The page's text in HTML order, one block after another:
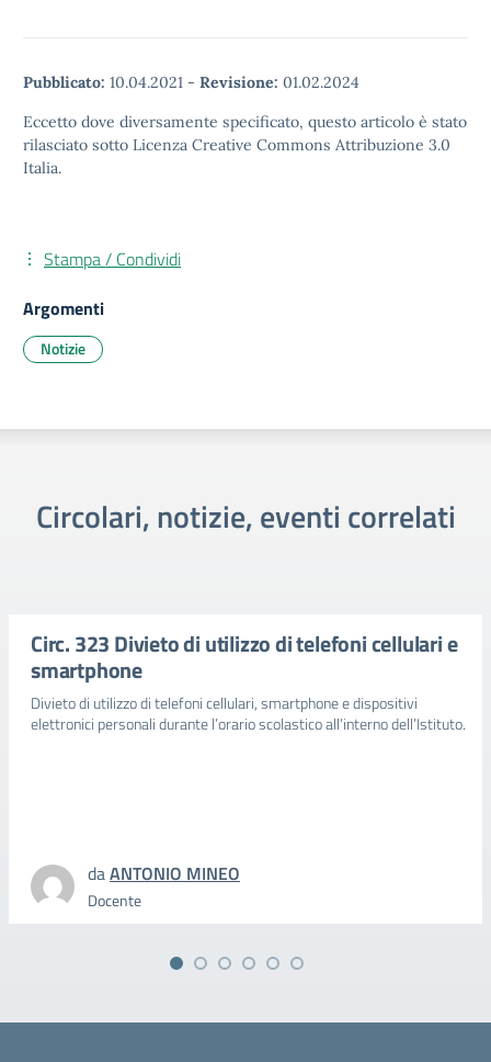
Pubblicato: 10.04.2021 - Revisione: 01.02.2024
Eccetto dove diversamente specificato, questo articolo è stato
rilasciato sotto Licenza Creative Commons Attribuzione 3.0
Italia.
Stampa / Condividi
Argomenti
Notizie
Circolari, notizie, eventi correlati
Circ. 323 Divieto di utilizzo di telefoni cellulari e
smartphone
Divieto di utilizzo di telefoni cellulari, smartphone e dispositivi
elettronici personali durante l’orario scolastico all’interno dell’Istituto.
daANTONIO MINEO
Docente